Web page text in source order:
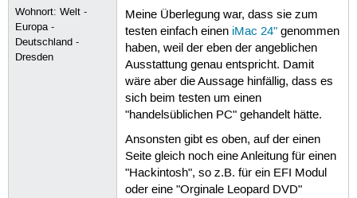
Wohnort: Welt -
Europa -
Deutschland -
Dresden
Meine Überlegung war, dass sie zum
testen einfach einen iMac 24"genommen
haben, weil der eben der angeblichen
Ausstattung genau entspricht. Damit
wäre aber die Aussage hinfällig, dass es
sich beim testen um einen
"handelsüblichen PC" gehandelt hätte.
Ansonsten gibt es oben, auf der einen
Seite gleich noch eine Anleitung für einen
"Hackintosh", so z.B. für ein EFI Modul
oder eine "Orginale Leopard DVD"